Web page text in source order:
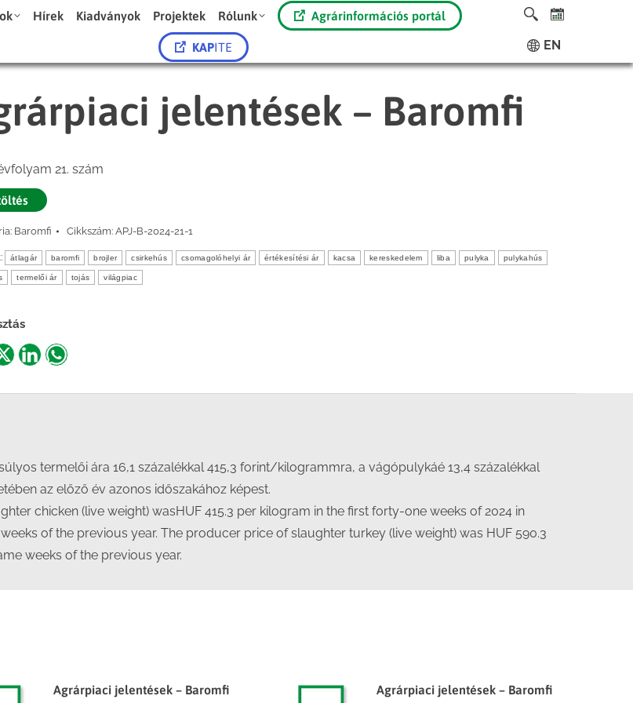
Hírek Kiadványok Projektek Rólunk Agrárinformációs portál
KAPITE EN
jelentések – Baromfi
21. szám
Baromfi Cikkszám: APJ-B-2024-21-1
átlagár baromfi brojler csirkehús csomagolóhelyi ár értékesítési ár kacsa kereskedelem liba pulyka pulykahús
termelői ár tojás világpiac
ShareShareShare
termelői ára 16,1 százalékkal 415,3 forint/kilogrammra, a vágópulykáé 13,4 százalékkal
az előző év azonos időszakához képest.
chicken (live weight) wasHUF 415.3 per kilogram in the first forty-one weeks of 2024 in
of the previous year. The producer price of slaughter turkey (live weight) was HUF 590.3
weeks of the previous year.
Agrárpiaci jelentések – Baromfi Agrárpiaci jelentések – Baromfi